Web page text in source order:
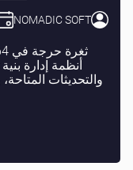
NOMADIC SOFT
أنظمة إدارة
والتحديثات